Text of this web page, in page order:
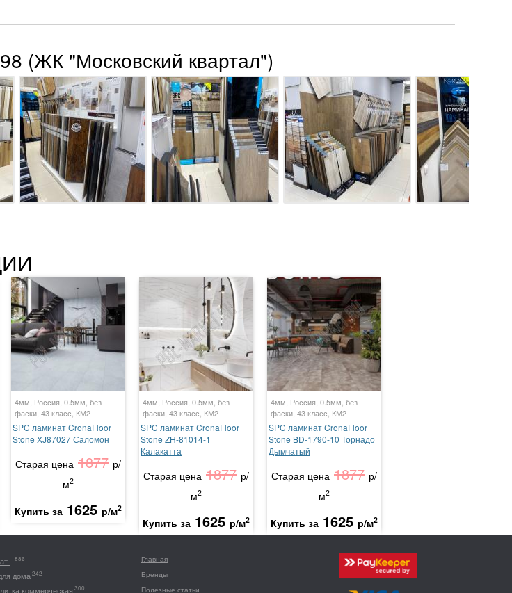
(ЖК "Московский квартал")
4мм, Россия, 0.5мм, без
фаски, 43 класс, КМ2
SPC ламинат CronaFloor
Stone XJ87027 Саломон
Старая цена 1877 р/
м2
Купить за 1625 р/м2
4мм, Россия, 0.5мм, без
фаски, 43 класс, КМ2
SPC ламинат CronaFloor
Stone ZH-81014-1
Калакатта
Старая цена 1877 р/
м2
Купить за 1625 р/м2
4мм, Россия, 0.5мм, без
фаски, 43 класс, КМ2
SPC ламинат CronaFloor
Stone BD-1790-10 Торнадо
Дымчатый
Старая цена 1877 р/
м2
Купить за 1625 р/м2
1886
дома242
коммерческая 300
Главная
Бренды
Полезные статьи